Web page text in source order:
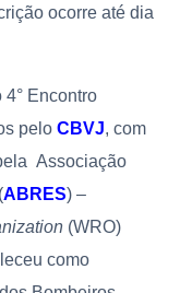
ocorre até dia
4° Encontro
peloCBVJ, com
Associação
ABRES) –
(WRO)
como